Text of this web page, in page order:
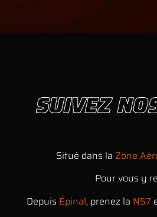
SUIVEZ
Situé dans la Zone
Pour vous y
Depuis Épinal, prenez la N57